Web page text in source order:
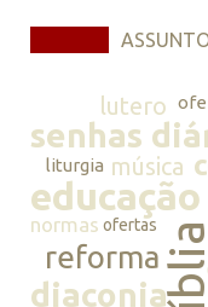
lutero
senhas
liturgia música
educação
normas ofertas
reforma
diaconia